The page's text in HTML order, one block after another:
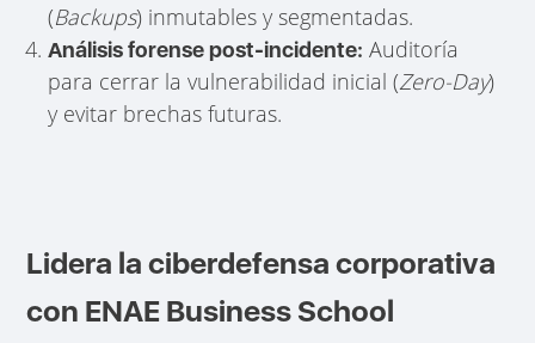
(Backups) inmutables y segmentadas.
Análisis forense post-incidente: Auditoría
para cerrar la vulnerabilidad inicial (Zero-Day)
y evitar brechas futuras.
Lidera la ciberdefensa corporativa
con ENAE Business School